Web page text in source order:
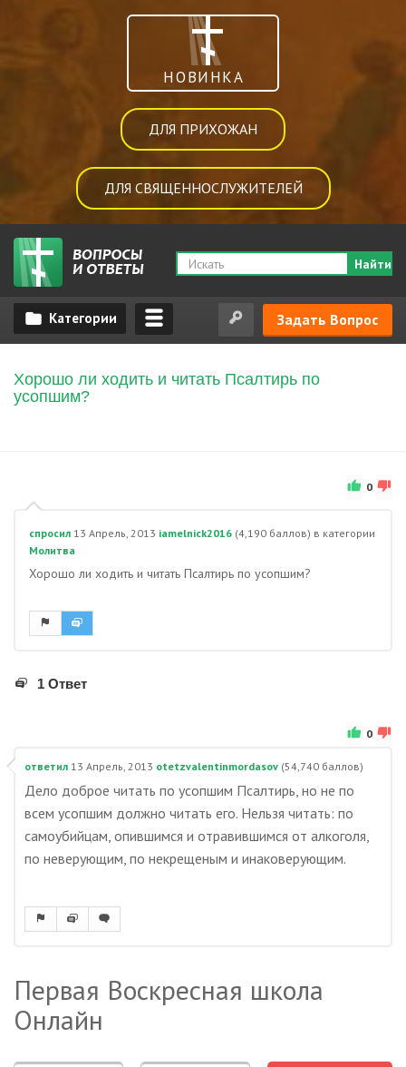
НОВИНКА
ДЛЯ ПРИХОЖАН
ДЛЯ СВЯЩЕННОСЛУЖИТЕЛЕЙ
Найти
Задать Вопрос
Хорошо ли ходить и читать Псалтирь по
усопшим?
0
спросил 13 Апрель, 2013 iamelnick2016 (4,190 баллов) в категории
Молитва
Хорошо ли ходить и читать Псалтирь по усопшим?
1 Ответ
0
ответил 13 Апрель, 2013 otetzvalentinmordasov (54,740 баллов)
Дело доброе читать по усопшим Псалтирь, но не по
всем усопшим должно читать его. Нельзя читать: по
самоубийцам, опившимся и отравившимся от алкоголя,
по неверующим, по некрещеным и инаковерующим.
Первая Воскресная школа
Онлайн